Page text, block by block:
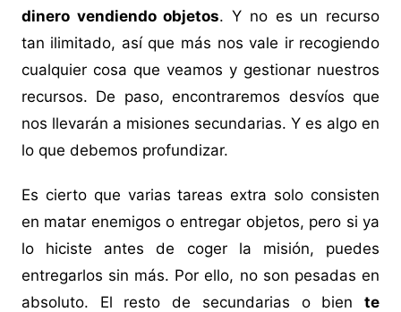
dinero vendiendo objetos. Y no es un recurso
tan ilimitado, así que más nos vale ir recogiendo
cualquier cosa que veamos y gestionar nuestros
recursos. De paso, encontraremos desvíos que
nos llevarán a misiones secundarias. Y es algo en
lo que debemos profundizar.
Es cierto que varias tareas extra solo consisten
en matar enemigos o entregar objetos, pero si ya
lo hiciste antes de coger la misión, puedes
entregarlos sin más. Por ello, no son pesadas en
absoluto. El resto de secundarias o biente